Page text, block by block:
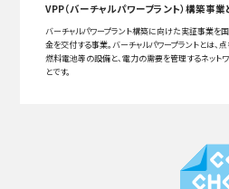
VPP（バーチャルパワープラント）構築事業
バーチャルパワープラント構築に向けた実証事業を
金を交付する事業。バーチャルパワープラントとは、
燃料電池等の設備と、電力の需要を管理するネット
とです。